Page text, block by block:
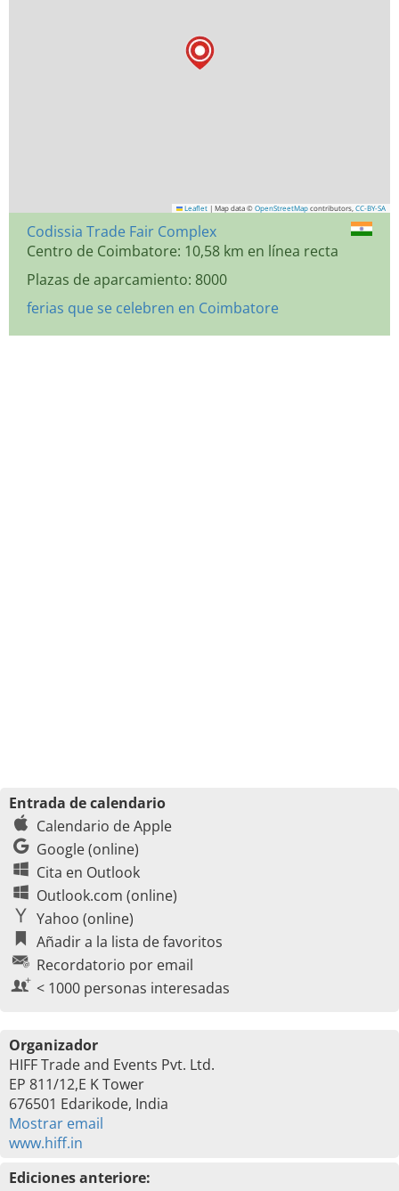
Leaflet | Map data © OpenStreetMap contributors, CC-BY-SA
Codissia Trade Fair Complex
Centro de Coimbatore: 10,58 km en línea recta
Plazas de aparcamiento: 8000
ferias que se celebren en Coimbatore
Entrada de calendario
Calendario de Apple
Google (online)
Cita en Outlook
Outlook.com (online)
Yahoo (online)
Añadir a la lista de favoritos
Recordatorio por email
< 1000 personas interesadas
Organizador
HIFF Trade and Events Pvt. Ltd.
EP 811/12,E K Tower
676501 Edarikode, India
Mostrar email
www.hiff.in
Ediciones anteriore: